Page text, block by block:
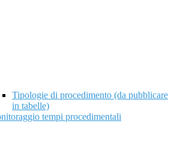
Tipologie di procedimento (da pubblicare
in tabelle)
tempi procedimentali